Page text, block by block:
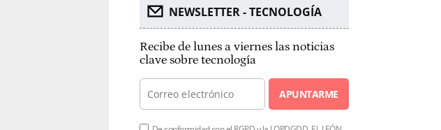
NEWSLETTER - TECNOLOGÍA
Recibe de lunes a viernes las noticias
clave sobre tecnología
APUNTARME